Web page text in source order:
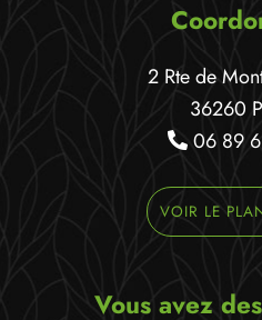
2 Rte de
36260
06 89
VOIR LE
Vous avez